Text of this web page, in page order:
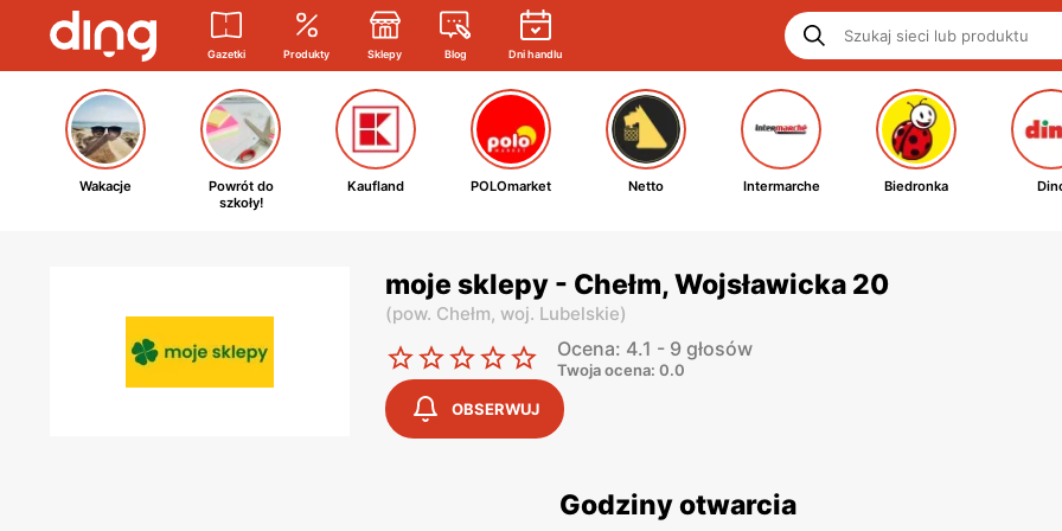
Gazetki Produkty Sklepy Blog Dni handlu
Wakacje
Powrót do
szkoły!
Kaufland POLOmarket Netto Intermarche Biedronka
moje sklepy - Chełm, Wojsławicka 20
(pow. Chełm, woj. Lubelskie)
Ocena: 4.1 - 9 głosów
Twoja ocena: 0.0
OBSERWUJ
Godziny otwarcia